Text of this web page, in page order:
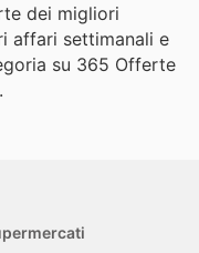
dei migliori
affari settimanali e
su 365 Offerte